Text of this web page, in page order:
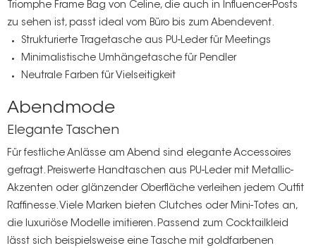
Triomphe Frame Bag von Celine, die auch in Influencer-Posts
zu sehen ist, passt ideal vom Büro bis zum Abendevent.
Strukturierte Tragetasche aus PU-Leder für Meetings
Minimalistische Umhängetasche für Pendler
Neutrale Farben für Vielseitigkeit
Abendmode
Elegante Taschen
Für festliche Anlässe am Abend sind elegante Accessoires
gefragt. Preiswerte Handtaschen aus PU-Leder mit Metallic-
Akzenten oder glänzender Oberfläche verleihen jedem Outfit
Raffinesse. Viele Marken bieten Clutches oder Mini-Totes an,
die luxuriöse Modelle imitieren. Passend zum Cocktailkleid
lässt sich beispielsweise eine Tasche mit goldfarbenen